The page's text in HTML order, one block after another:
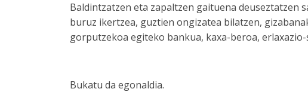
Baldintzatzen eta zapaltzen gaituena deuseztatzen
buruz ikertzea, guztien ongizatea bilatzen,
gorputzekoa egiteko bankua, kaxa-beroa,
Bukatu da egonaldia.